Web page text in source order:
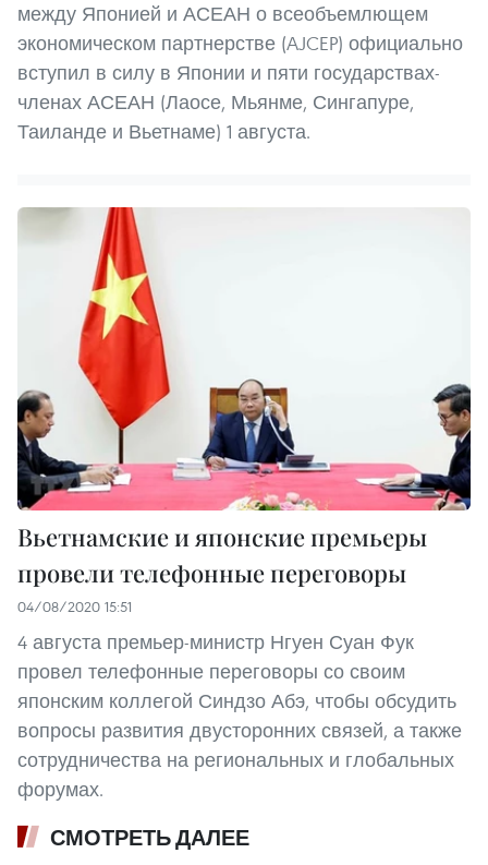
между Японией и АСЕАН о всеобъемлющем
экономическом партнерстве (AJCEP) официально
вступил в силу в Японии и пяти государствах-
членах АСЕАН (Лаосе, Мьянме, Сингапуре,
Таиланде и Вьетнаме) 1 августа.
Вьетнамские и японские премьеры
провели телефонные переговоры
04/08/2020 15:51
4 августа премьер-министр Нгуен Суан Фук
провел телефонные переговоры со своим
японским коллегой Синдзо Абэ, чтобы обсудить
вопросы развития двусторонних связей, а также
сотрудничества на региональных и глобальных
форумах.
СМОТРЕТЬ ДАЛЕЕ